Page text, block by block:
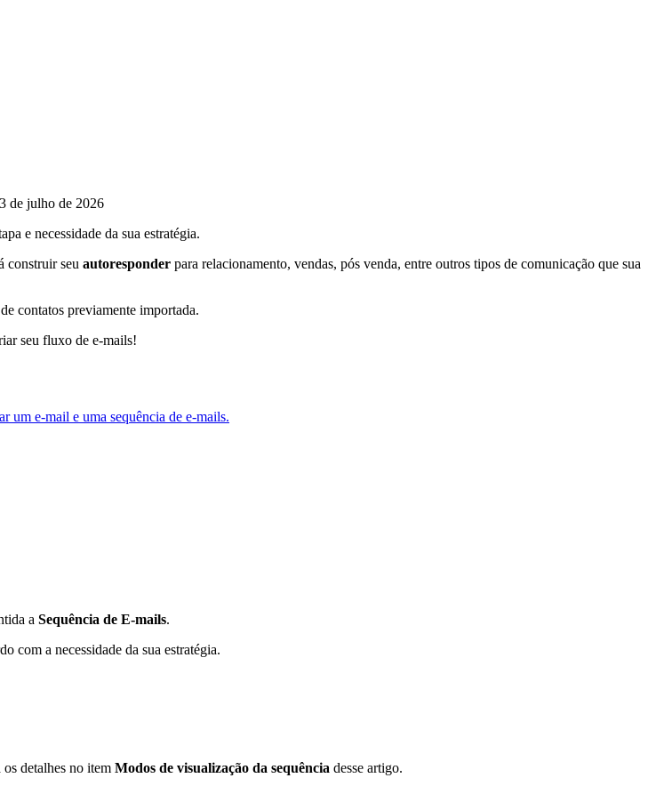
de julho de 2026
e necessidade da sua estratégia.
construir seu autoresponder para relacionamento, vendas, pós venda, entre outros tipos de comunicação que sua
contatos previamente importada.
seu fluxo de e-mails!
um e-mail e uma sequência de e-mails.
a Sequência de E-mails.
com a necessidade da sua estratégia.
detalhes no item Modos de visualização da sequência desse artigo.